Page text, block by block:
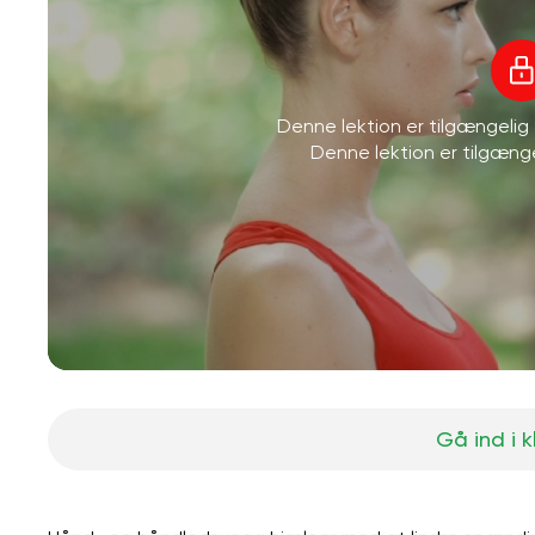
Denne lektion er tilgængelig
Denne lektion er
Gå ind i